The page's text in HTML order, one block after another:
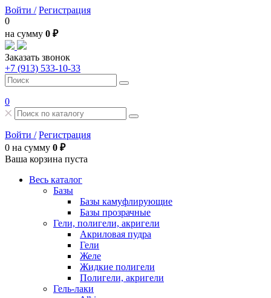
Войти / Регистрация
0
на сумму 0 ₽
Заказать звонок
+7 (913) 533-10-33
0
Войти / Регистрация
0 на сумму 0 ₽
Ваша корзина пуста
Весь каталог
Базы
Базы камуфлирующие
Базы прозрачные
Гели, полигели, акригели
Акриловая пудра
Гели
Желе
Жидкие полигели
Полигели, акригели
Гель-лаки